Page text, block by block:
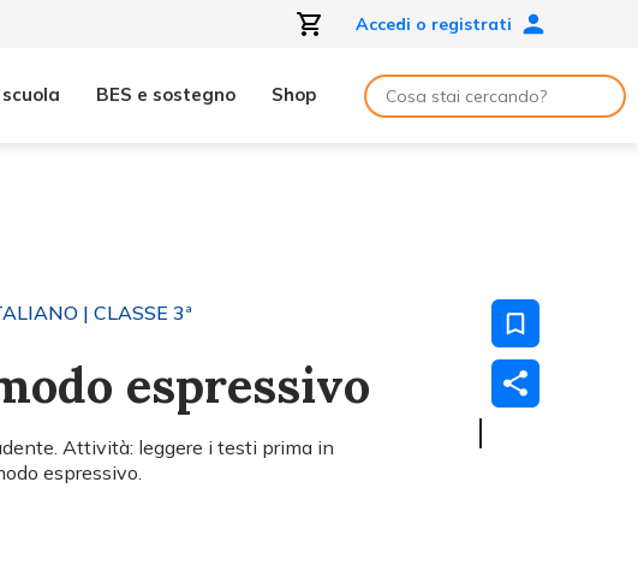
Accedi o registrati
BES e sostegno Shop
| CLASSE 3ª
espressivo
Attività: leggere i testi prima in
espressivo.